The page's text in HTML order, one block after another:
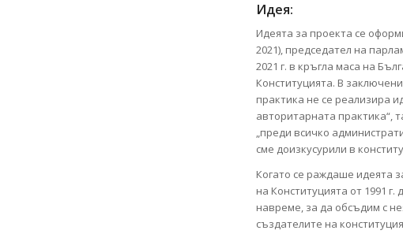
Идея:
Идеята за проекта се
2021), председател на
2021 г. в кръгла маса на
Конституцията. В
практика не се реализира
авторитарната практика“,
„преди всичко
сме доизкусурили в
Когато се раждаше идеята
на Конституцията от 1991
навреме, за да обсъдим с
създателите на